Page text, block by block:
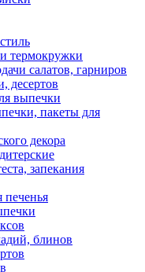
термокружки
салатов, гарниров
десертов
выпечки
пакеты для
декора
запекания
блинов